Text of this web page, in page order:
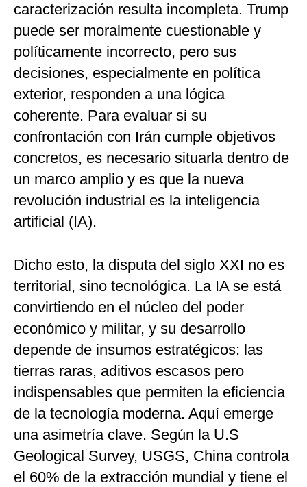
caracterización resulta incompleta. Trump
puede ser moralmente cuestionable y
políticamente incorrecto, pero sus
decisiones, especialmente en política
exterior, responden a una lógica
coherente. Para evaluar si su
confrontación con Irán cumple objetivos
concretos, es necesario situarla dentro de
un marco amplio y es que la nueva
revolución industrial es la inteligencia
artificial (IA).
Dicho esto, la disputa del siglo XXI no es
territorial, sino tecnológica. La IA se está
convirtiendo en el núcleo del poder
económico y militar, y su desarrollo
depende de insumos estratégicos: las
tierras raras, aditivos escasos pero
indispensables que permiten la eficiencia
de la tecnología moderna. Aquí emerge
una asimetría clave. Según la U.S
Geological Survey, USGS, China controla
el 60% de la extracción mundial y tiene el